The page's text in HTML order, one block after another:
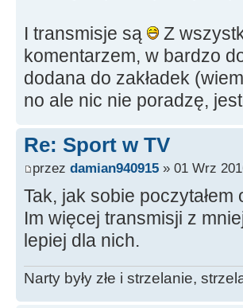
I transmisje są
Z
komentarzem, w bardzo
dodana do zakładek
no ale nic nie poradzę,
Re: Sport w TV
przez damian940915 » 01 Wrz
Tak, jak sobie
Im więcej transmisji z
lepiej dla nich.
Narty były złe i strzelanie,